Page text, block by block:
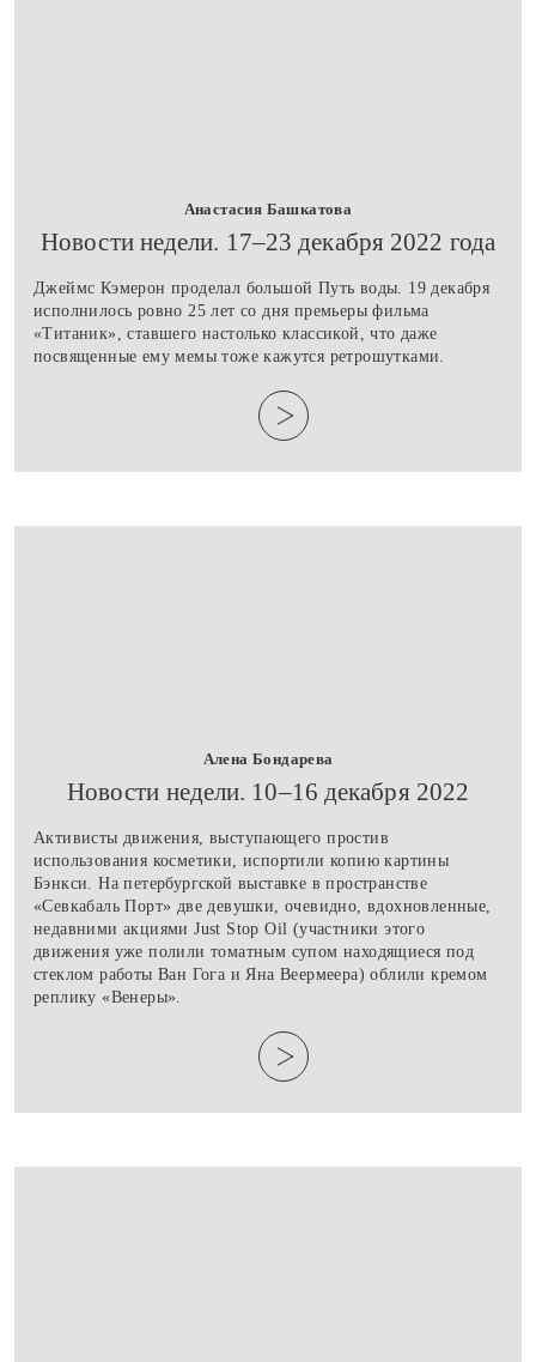
Анастасия Башкатова
​Новости недели. 17–23 декабря 2022 года
Джеймс Кэмерон проделал большой Путь воды. 19 декабря
исполнилось ровно 25 лет со дня премьеры фильма
«Титаник», ставшего настолько классикой, что даже
посвященные ему мемы тоже кажутся ретрошутками.
Алена Бондарева
​Новости недели. 10–16 декабря 2022
Активисты движения, выступающего простив
использования косметики, испортили копию картины
Бэнкси. На петербургской выставке в пространстве
«Севкабаль Порт» две девушки, очевидно, вдохновленные,
недавними акциями Just Stop Oil (участники этого
движения уже полили томатным супом находящиеся под
стеклом работы Ван Гога и Яна Веермеера) облили кремом
реплику «Венеры».